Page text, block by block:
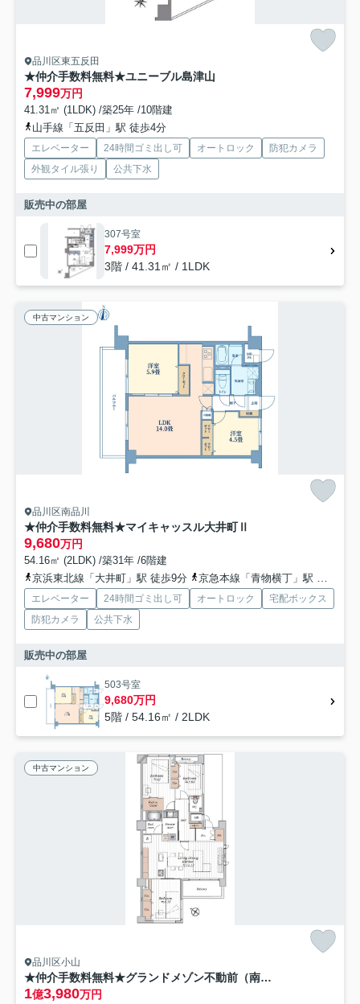
品川区東五反田
★仲介手数料無料★ユニーブル島津山
7,999万円
41.31㎡ (1LDK) /築25年 /10階建
山手線「五反田」駅 徒歩4分
エレベーター 24時間ゴミ出し可 オートロック
防犯カメラ
外観タイル張り
公共下水
販売中の部屋
307号室
7,999万円
3階 / 41.31㎡ / 1LDK
中古マンション
品川区南品川
★仲介手数料無料★マイキャッスル大井町Ⅱ
9,680万円
54.16㎡ (2LDK) /築31年 /6階建
京浜東北線「大井町」駅 徒歩9分
京急本線「青物横丁」駅 徒歩8分
エレベーター 24時間ゴミ出し可 オートロック
宅配ボックス
防犯カメラ
公共下水
販売中の部屋
503号室
9,680万円
5階 / 54.16㎡ / 2LDK
中古マンション
品川区小山
★仲介手数料無料★グランドメゾン不動前（南東角住戸・吹き抜け・ロングポーチ付き ）
1億3,980万円